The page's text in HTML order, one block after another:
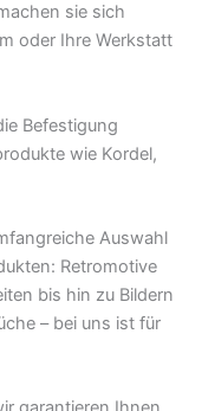
sie sich
oder Ihre Werkstatt
Befestigung
wie Kordel,
Auswahl
Retromotive
bis hin zu Bildern
– bei uns ist für